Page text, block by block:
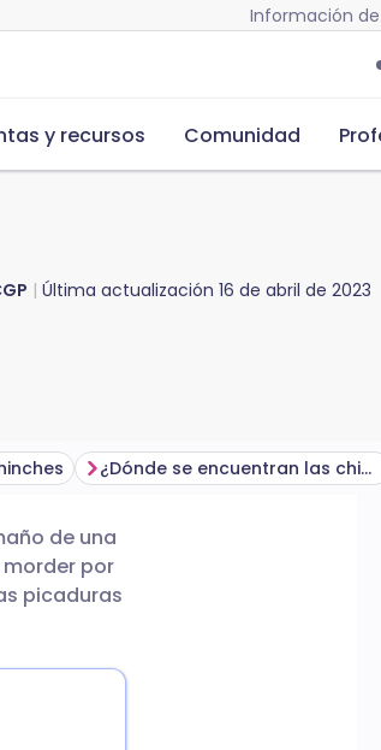
Información
y recursos Comunidad
Última actualización 16 de abril de 2023
¿Dónde se encuentran las chinches?
de una
morder por
picaduras